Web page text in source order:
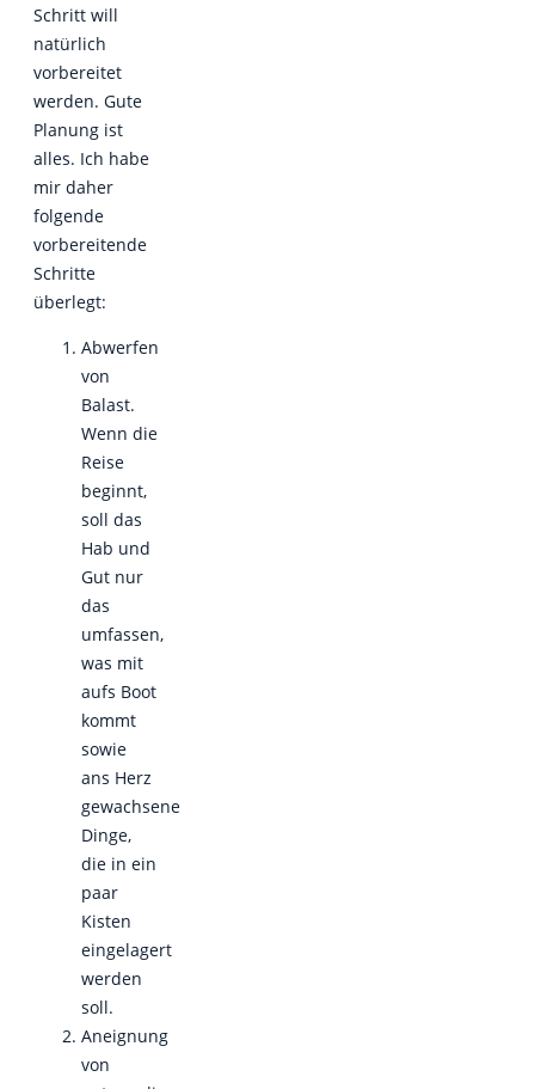
Schritt will
natürlich
vorbereitet
werden. Gute
Planung ist
alles. Ich habe
mir daher
folgende
vorbereitende
Schritte
überlegt:
Abwerfen
von
Balast.
Wenn die
Reise
beginnt,
soll das
Hab und
Gut nur
das
umfassen,
was mit
aufs Boot
kommt
sowie
ans Herz
gewachsene
Dinge,
die in ein
paar
Kisten
eingelagert
werden
soll.
Aneignung
von